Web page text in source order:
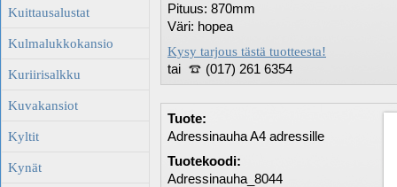
Kuittausalustat
Kulmalukkokansio
Kuriirisalkku
Kuvakansiot
Kyltit
Kynät
Pituus: 870mm
Väri: hopea
Kysy tarjous tästä tuotteesta!
tai (017) 261 6354
Tuote:
Adressinauha A4 adressille
Tuotekoodi:
Adressinauha_8044